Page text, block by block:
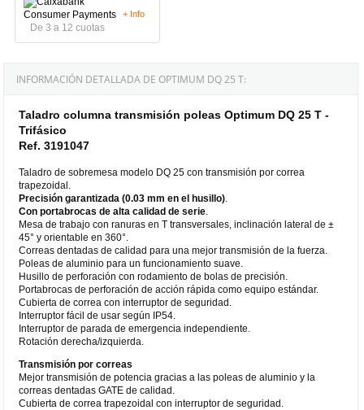
De 3 a 12 cuotas
+ Info
INFORMACIÓN DETALLADA DE OPTIMUM DQ 25 T:
Taladro columna transmisión poleas Optimum DQ 25 T -
Trifásico
Ref. 3191047
Taladro de sobremesa modelo DQ 25 con transmisión por correa
trapezoidal.
Precisión garantizada (0.03 mm en el husillo)
Con portabrocas de alta calidad de serie
Mesa de trabajo con ranuras en T transversales, inclinación lateral de ±
45° y orientable en 360°.
Correas dentadas de calidad para una mejor transmisión de la fuerza.
Poleas de aluminio para un funcionamiento suave.
Husillo de perforación con rodamiento de bolas de precisión.
Portabrocas de perforación de acción rápida como equipo estándar.
Cubierta de correa con interruptor de seguridad.
Interruptor fácil de usar según IP54.
Interruptor de parada de emergencia independiente.
Rotación derecha/izquierda.
Transmisión por correas
Mejor transmisión de potencia gracias a las poleas de aluminio y la
correas dentadas GATE de calidad.
Cubierta de correa trapezoidal con interruptor de seguridad.